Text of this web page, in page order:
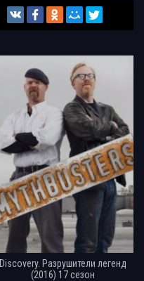
Discovery. Разрушители легенд
(2016) 17 сезон